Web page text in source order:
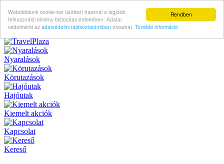
Rendben
Weboldalunk cookie-kat (sütiket) használ a legjobb
felhasználói élmény biztosítás érdekében. Adatai
védelméröl az adatvédelmi tájékoztatónkban olvashat. További információ
Nyaralások
Körutazások
Hajóutak
Kiemelt akciók
Kapcsolat
Kereső